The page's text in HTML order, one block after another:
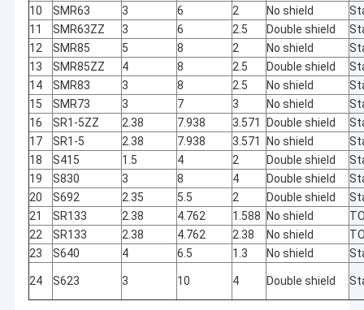
10
SMR63 3 6 2 No shield
11
SMR63ZZ 3 6 2.5 Double shield
12
SMR85 5 8 2 No shield
13
SMR85ZZ 4 8 2.5 Double shield
14
SMR83 3 8 2.5 No shield
15
SMR73 3 7 3 No shield
16
SR1-5ZZ 2.38 7.938 3.571 Double shield
17
SR1-5 2.38 7.938 3.571 No shield
18
S415 1.5 4 2 Double shield
19
S830 3 8 4 Double shield
20
S692 2.35 5.5 2 Double shield
21
SR133 2.38 4.762 1.588 No shield
22
SR133 2.38 4.762 2.38 No shield
23
S640 4 6.5 1.3 No shield
24 S623 3 10 4 Double shield